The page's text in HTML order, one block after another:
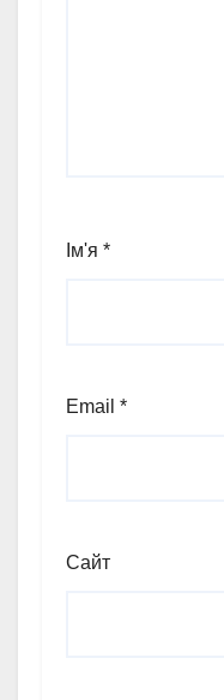
Ім'я *
Email *
Сайт